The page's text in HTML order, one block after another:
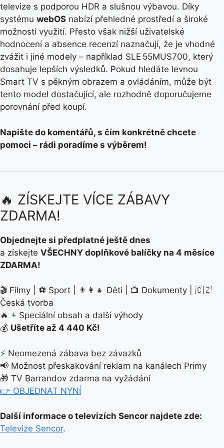
televize s podporou HDR a slušnou výbavou. Díky
systému webOS nabízí přehledné prostředí a široké
možnosti využití. Přesto však nižší uživatelské
hodnocení a absence recenzí naznačují, že je vhodné
zvážit i jiné modely – například SLE 55MUS700, který
dosahuje lepších výsledků. Pokud hledáte levnou
Smart TV s pěkným obrazem a ovládáním, může být
tento model dostačující, ale rozhodně doporučujeme
porovnání před koupí.
Napište do komentářů, s čím konkrétně chcete
pomoci – rádi poradíme s výběrem!
🔥 ZÍSKEJTE VÍCE ZÁBAVY
ZDARMA!
Objednejte si předplatné ještě dnes
a získejte VŠECHNY doplňkové balíčky na 4 měsíce
ZDARMA!
🎬 Filmy | ⚽ Sport | 👨‍👩‍👧 Děti | 📺 Dokumenty | 🇨🇿
Česká tvorba
🔥 + Speciální obsah a další výhody
💰 Ušetříte až 4 440 Kč!
⚡ Neomezená zábava bez závazků
📢 Možnost přeskakování reklam na kanálech Primy
🎁 TV Barrandov zdarma na vyžádání
👉 OBJEDNAT NYNÍ
Další informace o televizích Sencor najdete zde:
Televize Sencor.